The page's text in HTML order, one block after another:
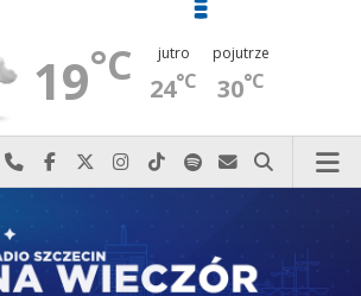
19°C jutro
24°C
pojutrze
30°C
Najlepiej po prostu do nas zadzwoń
Odwiedź nas na Facebook-u
Odwiedź nas na X
Odwiedź nas na Instagram-ie
Odwiedź nas na TikTok-u
Szukaj nas na Spotify
Wyślij do nas
Szukaj